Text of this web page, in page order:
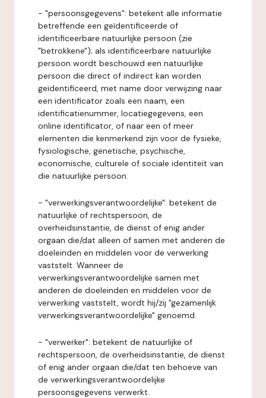
- "persoonsgegevens": betekent alle informatie
betreffende een geïdentificeerde of
identificeerbare natuurlijke persoon (zie
"betrokkene"); als identificeerbare natuurlijke
persoon wordt beschouwd een natuurlijke
persoon die direct of indirect kan worden
geïdentificeerd, met name door verwijzing naar
een identificator zoals een naam, een
identificatienummer, locatiegegevens, een
online identificator, of naar een of meer
elementen die kenmerkend zijn voor de fysieke,
fysiologische, genetische, psychische,
economische, culturele of sociale identiteit van
die natuurlijke persoon.
- "verwerkingsverantwoordelijke": betekent de
natuurlijke of rechtspersoon, de
overheidsinstantie, de dienst of enig ander
orgaan die/dat alleen of samen met anderen de
doeleinden en middelen voor de verwerking
vaststelt. Wanneer de
verwerkingsverantwoordelijke samen met
anderen de doeleinden en middelen voor de
verwerking vaststelt, wordt hij/zij "gezamenlijk
verwerkingsverantwoordelijke" genoemd.
- "verwerker": betekent de natuurlijke of
rechtspersoon, de overheidsinstantie, de dienst
of enig ander orgaan die/dat ten behoeve van
de verwerkingsverantwoordelijke
persoonsgegevens verwerkt.